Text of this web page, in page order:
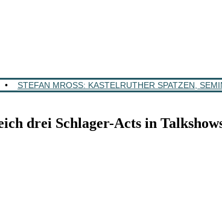
• STEFAN MROSS: KASTELRUTHER SPATZEN,
drei Schlager-Acts in